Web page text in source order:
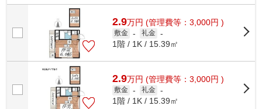
2.9万円 (管理費等：3,000円 )
敷金 - 礼金 -
1階 / 1K / 15.39㎡
2.9万円 (管理費等：3,000円 )
敷金 - 礼金 -
1階 / 1K / 15.39㎡